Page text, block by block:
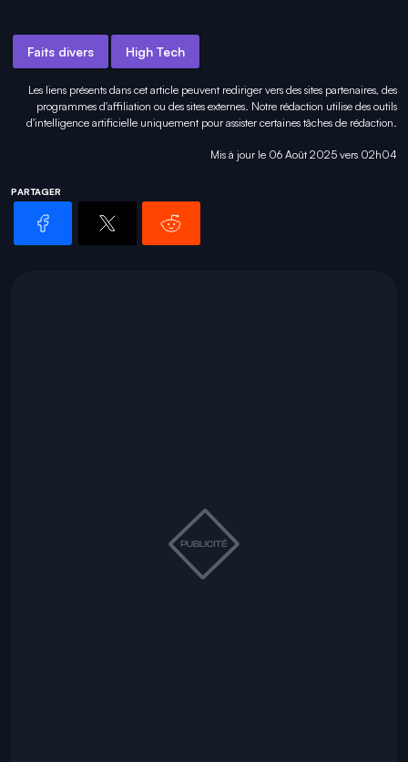
Faits divers High Tech
Les liens présents dans cet article peuvent rediriger vers des sites partenaires, des
programmes d'affiliation ou des sites externes. Notre rédaction utilise des outils
d'intelligence artificielle uniquement pourassister certaines tâches de rédaction.
Mis à jour le 06 Août 2025 vers 02h04
PARTAGER